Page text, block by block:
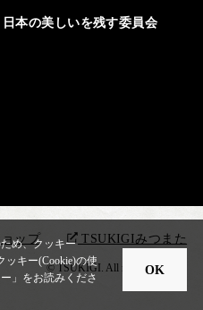
日本の美しいを残す委員会
ップ TSUKIGIみつまた
© TSUKIGI. All rights reserved.
め、クッキー
ッキー(Cookie)の使
」をお読みくださ
OK